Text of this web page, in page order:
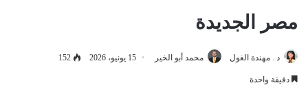
مصر الجديدة
د . مهندة الغول محمد أبو الخير 15 يونيو، 2026 152
دقيقة واحدة